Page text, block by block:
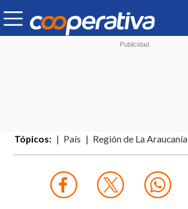
Tópicos: País Región de La Araucanía